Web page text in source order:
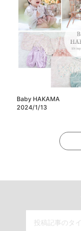
Baby HAKAMA
2024/1/13